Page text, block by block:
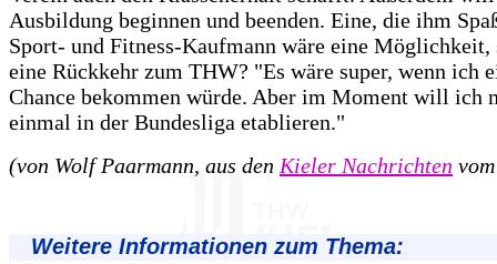
Ausbildung beginnen und beenden. Eine, die ihm
Sport- und Fitness-Kaufmann wäre eine Möglichkeit,
eine Rückkehr zum THW? "Es wäre super, wenn ich
Chance bekommen würde. Aber im Moment will ich
einmal in der Bundesliga etablieren."
(von Wolf Paarmann, aus den Kieler Nachrichten
Weitere Informationen zum Thema: